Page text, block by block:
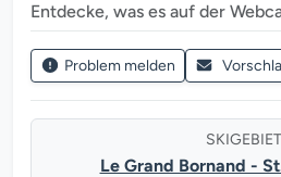
Entdecke, was es auf der
Problem melden
SKIGEBIET
Le Grand Bornand -